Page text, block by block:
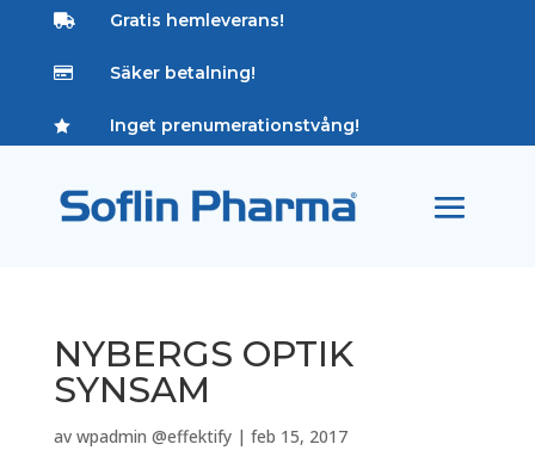
 Gratis hemleverans!
 Säker betalning!
 Inget prenumerationstvång!
NYBERGS OPTIK
SYNSAM
av wpadmin @effektify| feb 15, 2017